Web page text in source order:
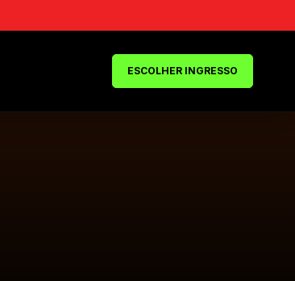
ESCOLHER INGRESSO